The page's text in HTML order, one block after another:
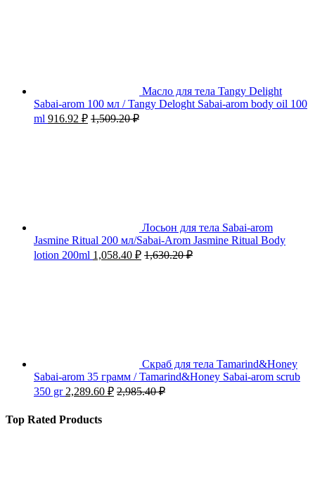
Масло для тела Tangy Delight
Sabai-arom 100 мл / Tangy Deloght Sabai-arom body oil 100
ml 916.92 ₽ 1,509.20₽
Лосьон для тела Sabai-arom
Jasmine Ritual 200 мл/Sabai-Arom Jasmine Ritual Body
lotion 200ml 1,058.40 ₽ 1,630.20₽
Скраб для тела Tamarind&Honey
Sabai-arom 35 грамм / Tamarind&Honey Sabai-arom scrub
350 gr 2,289.60 ₽ 2,985.40₽
Top Rated Products